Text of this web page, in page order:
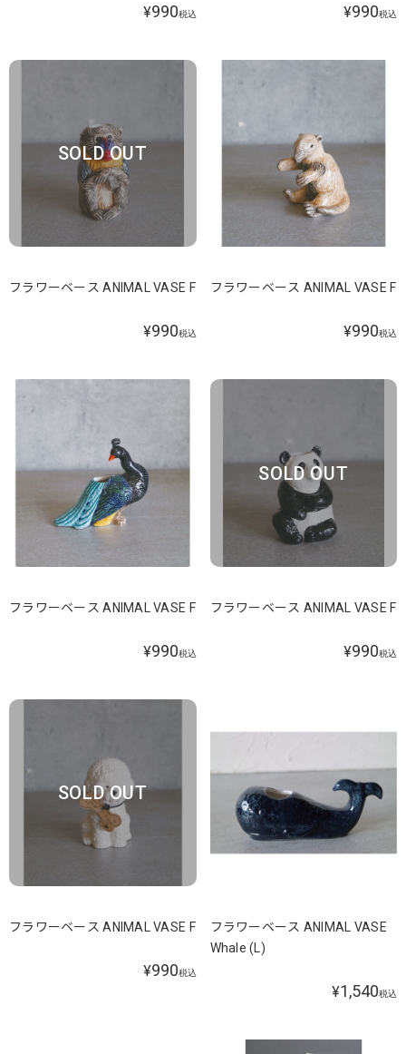
¥990税込 ¥990税込
SOLD OUT
フラワーベース ANIMAL VASE F
¥990税込
フラワーベース ANIMAL VASE F
¥990税込
フラワーベース ANIMAL VASE F
¥990税込
SOLD OUT
フラワーベース ANIMAL VASE F
¥990税込
SOLD OUT
フラワーベース ANIMAL VASE F
¥990税込
フラワーベース ANIMAL VASE
Whale (L)
¥1,540税込